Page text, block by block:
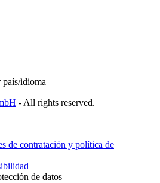
país/idioma
- All rights reserved.
de contratación y política de
de datos